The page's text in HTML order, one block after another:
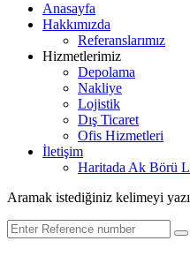
Anasayfa
Hakkımızda
Referanslarımız
Hizmetlerimiz
Depolama
Nakliye
Lojistik
Dış Ticaret
Ofis Hizmetleri
İletişim
Haritada Ak Börü
Aramak istediğiniz kelimeyi